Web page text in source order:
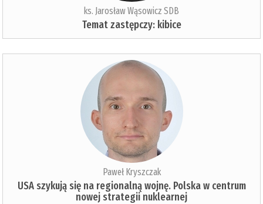
ks. Jarosław Wąsowicz SDB
Temat zastępczy: kibice
Paweł Kryszczak
USA szykują się na regionalną wojnę. Polska w centrum
nowej strategii nuklearnej